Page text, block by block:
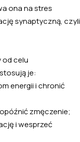
ona na stres
synaptyczną, czyli
od celu
je:
energii i chronić
zmęczenie;
i wesprzeć